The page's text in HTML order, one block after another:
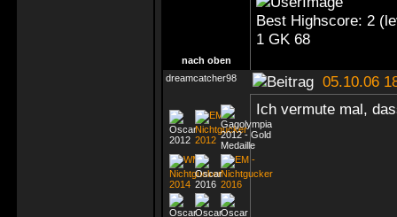
Best Highscore: 2
1 GK 68
nach oben
dreamcatcher98
05.10.06
Ich vermute mal,